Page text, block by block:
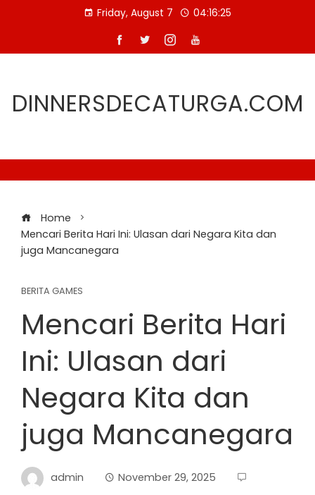
Friday, August 7 04:16:25
DINNERSDECATURGA.COM
Home
Mencari Berita Hari Ini: Ulasan dari Negara Kita dan
juga Mancanegara
BERITA GAMES
Mencari Berita Hari
Ini: Ulasan dari
Negara Kita dan
juga Mancanegara
admin November 29, 2025